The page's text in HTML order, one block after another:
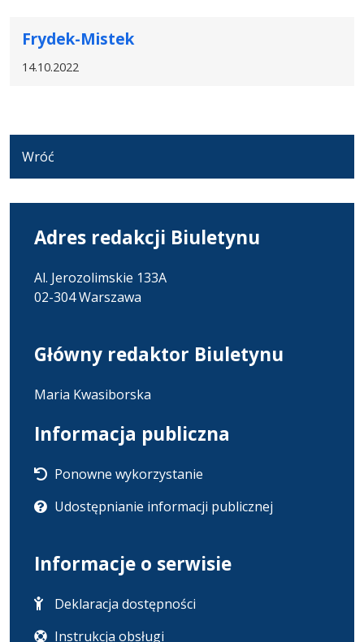
Frydek-Mistek
14.10.2022
Wróć
Adres redakcji Biuletynu
Al. Jerozolimskie 133A
02-304 Warszawa
Główny redaktor Biuletynu
Maria Kwasiborska
Informacja publiczna
Ponowne wykorzystanie
Udostępnianie informacji publicznej
Informacje o serwisie
Deklaracja dostępności
Instrukcja obsługi